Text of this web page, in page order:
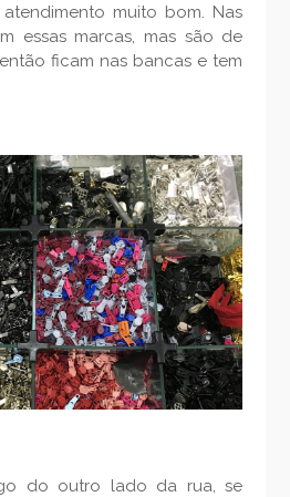
muito bom. Nas
essas marcas, mas são de
ficam nas bancas e tem
do outro lado da rua, se